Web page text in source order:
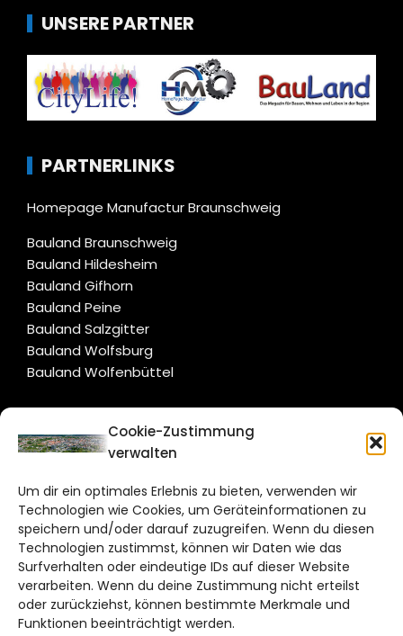
Cookie-Zustimmung
verwalten
Um dir ein optimales Erlebnis zu bieten, verwenden wir
Technologien wie Cookies, um Geräteinformationen zu
speichern und/oder darauf zuzugreifen. Wenn du diesen
Technologien zustimmst, können wir Daten wie das
Surfverhalten oder eindeutige IDs auf dieser Website
verarbeiten. Wenn du deine Zustimmung nicht erteilst
oder zurückziehst, können bestimmte Merkmale und
Funktionen beeinträchtigt werden.
UNSERE PARTNER
PARTNERLINKS
Homepage Manufactur Braunschweig
Bauland Braunschweig
Bauland Hildesheim
Bauland Gifhorn
Bauland Peine
Bauland Salzgitter
Bauland Wolfsburg
Bauland Wolfenbüttel
CITYLIFE!
Bruchtorwall 12
38100 Braunschweig
Telefon: 0531 387220 – 65
DAS STADTMAGAZIN FÜR
BRAUNSCHWEIG